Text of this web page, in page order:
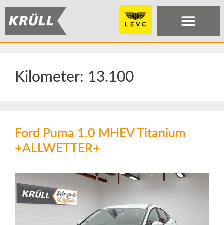
Kilometer: 13.100
Ford Puma 1.0 MHEV Titanium
+ALLWETTER+